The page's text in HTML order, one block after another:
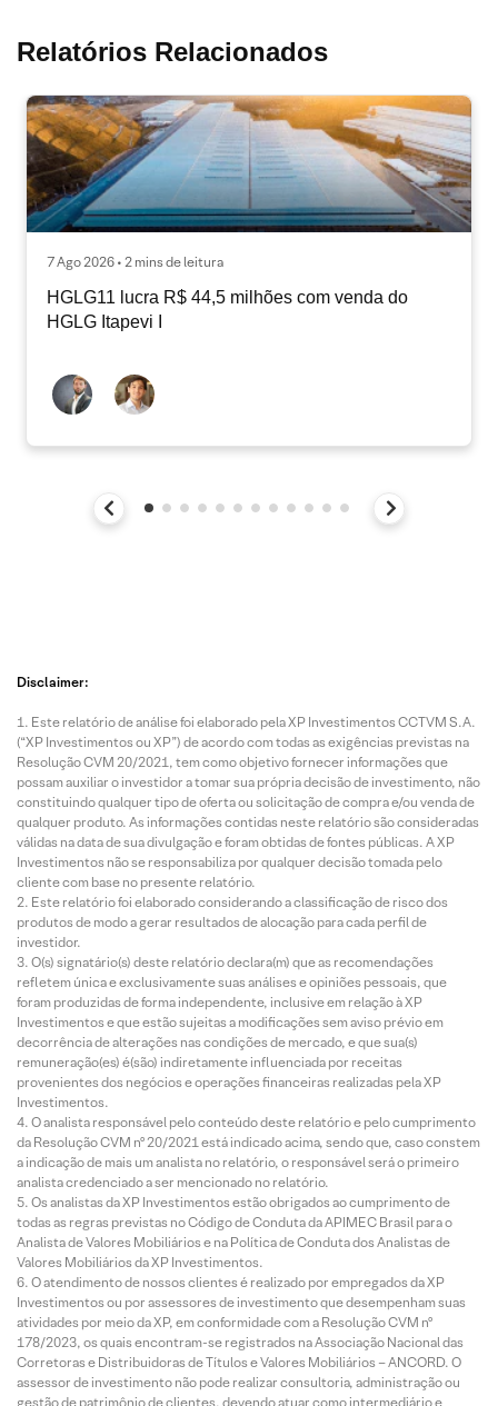
Relatórios Relacionados
7 Ago 2026 • 2 mins de leitura
HGLG11 lucra R$ 44,5 milhões com venda do
HGLG Itapevi I
Disclaimer:
Este relatório de análise foi elaborado pela XP Investimentos CCTVM S.A.
(“XP Investimentos ou XP”) de acordo com todas as exigências previstas na
Resolução CVM 20/2021, tem como objetivo fornecer informações que
possam auxiliar o investidor a tomar sua própria decisão de investimento, não
constituindo qualquer tipo de oferta ou solicitação de compra e/ou venda de
qualquer produto. As informações contidas neste relatório são consideradas
válidas na data de sua divulgação e foram obtidas de fontes públicas. A XP
Investimentos não se responsabiliza por qualquer decisão tomada pelo
cliente com base no presente relatório.
Este relatório foi elaborado considerando a classificação de risco dos
produtos de modo a gerar resultados de alocação para cada perfil de
investidor.
O(s) signatário(s) deste relatório declara(m) que as recomendações
refletem única e exclusivamente suas análises e opiniões pessoais, que
foram produzidas de forma independente, inclusive em relação à XP
Investimentos e que estão sujeitas a modificações sem aviso prévio em
decorrência de alterações nas condições de mercado, e que sua(s)
remuneração(es) é(são) indiretamente influenciada por receitas
provenientes dos negócios e operações financeiras realizadas pela XP
Investimentos.
O analista responsável pelo conteúdo deste relatório e pelo cumprimento
da Resolução CVM nº 20/2021 está indicado acima, sendo que, caso constem
a indicação de mais um analista no relatório, o responsável será o primeiro
analista credenciado a ser mencionado no relatório.
Os analistas da XP Investimentos estão obrigados ao cumprimento de
todas as regras previstas no Código de Conduta da APIMEC Brasil para o
Analista de Valores Mobiliários e na Política de Conduta dos Analistas de
Valores Mobiliários da XP Investimentos.
O atendimento de nossos clientes é realizado por empregados da XP
Investimentos ou por assessores de investimento que desempenham suas
atividades por meio da XP, em conformidade com a Resolução CVM nº
178/2023, os quais encontram-se registrados na Associação Nacional das
Corretoras e Distribuidoras de Títulos e Valores Mobiliários – ANCORD. O
assessor de investimento não pode realizar consultoria, administração ou
gestão de patrimônio de clientes, devendo atuar como intermediário e